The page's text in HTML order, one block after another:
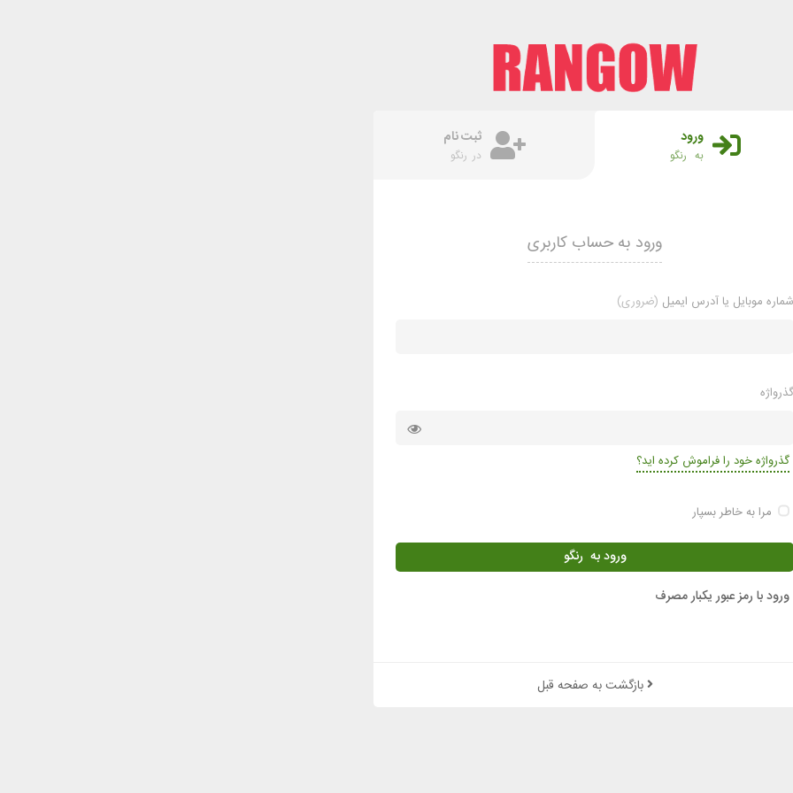
ورود
به رنگو
ثبت نام
در رنگو
ورود به حساب کاربری
شماره موبایل یا آدرس ایمیل
گذرواژه
گذرواژه خود را فراموش کرده اید؟
مرا به خاطر بسپار
ورود به رنگو
ورود با رمز عبور یکبار مصرف
بازگشت به صفحه قبل